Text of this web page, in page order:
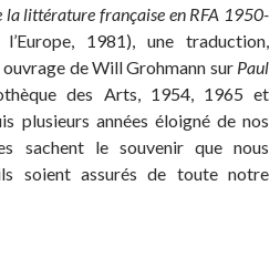
la littérature française en RFA 1950-
1981), une traduction,
de Will Grohmann sur Paul
des Arts, 1954, 1965 et
plusieurs années éloigné de nos
sachent le souvenir que nous
soient assurés de toute notre